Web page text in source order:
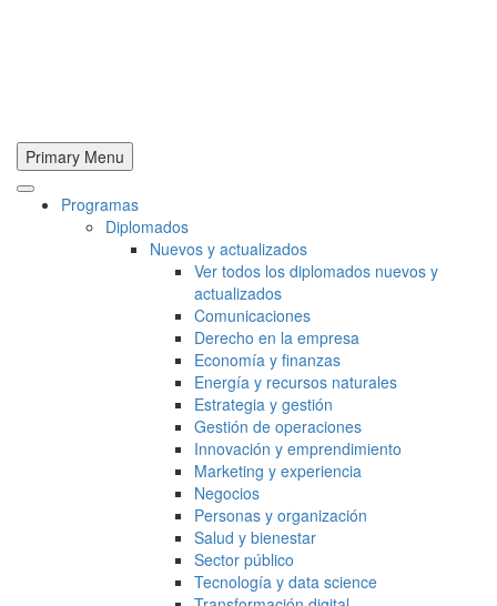
Primary Menu
Programas
Diplomados
Nuevos y actualizados
Ver todos los diplomados nuevos y
actualizados
Comunicaciones
Derecho en la empresa
Economía y finanzas
Energía y recursos naturales
Estrategia y gestión
Gestión de operaciones
Innovación y emprendimiento
Marketing y experiencia
Negocios
Personas y organización
Salud y bienestar
Sector público
Tecnología y data science